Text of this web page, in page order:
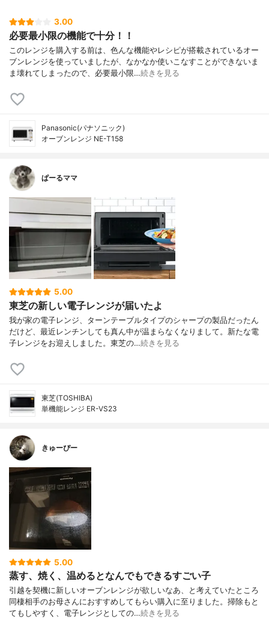
3.00
必要最小限の機能で十分！！
このレンジを購入する前は、色んな機能やレシピが搭載されているオー
ブンレンジを使っていましたが、なかなか使いこなすことができないま
ま壊れてしまったので、必要最小限…続きを見る
Panasonic(パナソニック)
オーブンレンジ NE-T158
ぱーるママ
5.00
東芝の新しい電子レンジが届いたよ
我が家の電子レンジ、ターンテーブルタイプのシャープの製品だったん
だけど、最近レンチンしても真ん中が温まらなくなりまして。新たな電
子レンジをお迎えしました。東芝の…続きを見る
東芝(TOSHIBA)
単機能レンジ ER-VS23
きゅーぴー
5.00
蒸す、焼く、温めるとなんでもできるすごい子
引越を契機に新しいオーブンレンジが欲しいなあ、と考えていたところ
同棲相手のお母さんにおすすめしてもらい購入に至りました。掃除もと
てもしやすく、電子レンジとしての…続きを見る